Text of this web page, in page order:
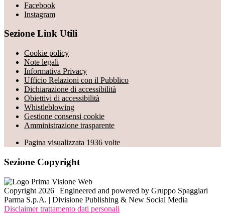
Facebook
Instagram
Sezione Link Utili
Cookie policy
Note legali
Informativa Privacy
Ufficio Relazioni con il Pubblico
Dichiarazione di accessibilità
Obiettivi di accessibilità
Whistleblowing
Gestione consensi cookie
Amministrazione trasparente
Pagina visualizzata 1936 volte
Sezione Copyright
Copyright 2026 | Engineered and powered by Gruppo Spaggiari
Parma S.p.A. | Divisione Publishing & New Social Media
Disclaimer trattamento dati personali